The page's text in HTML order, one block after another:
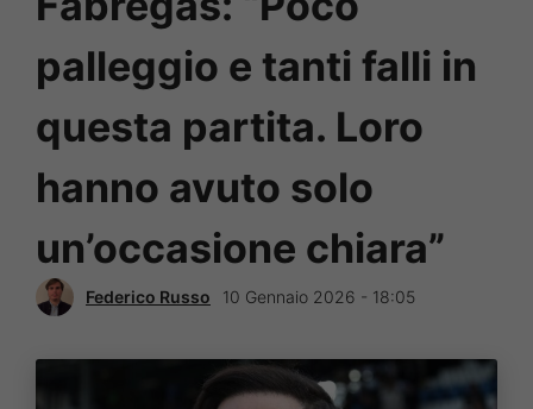
palleggio e tanti falli in
questa partita. Loro
hanno avuto solo
un’occasione chiara”
Federico Russo 10 Gennaio 2026 - 18:05